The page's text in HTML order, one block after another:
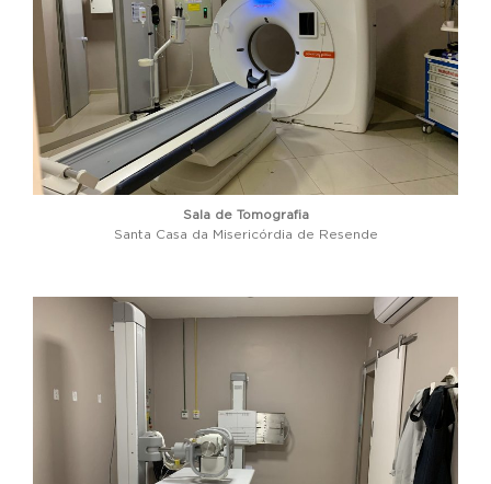
Sala de Tomografia
Santa Casa da Misericórdia de Resende